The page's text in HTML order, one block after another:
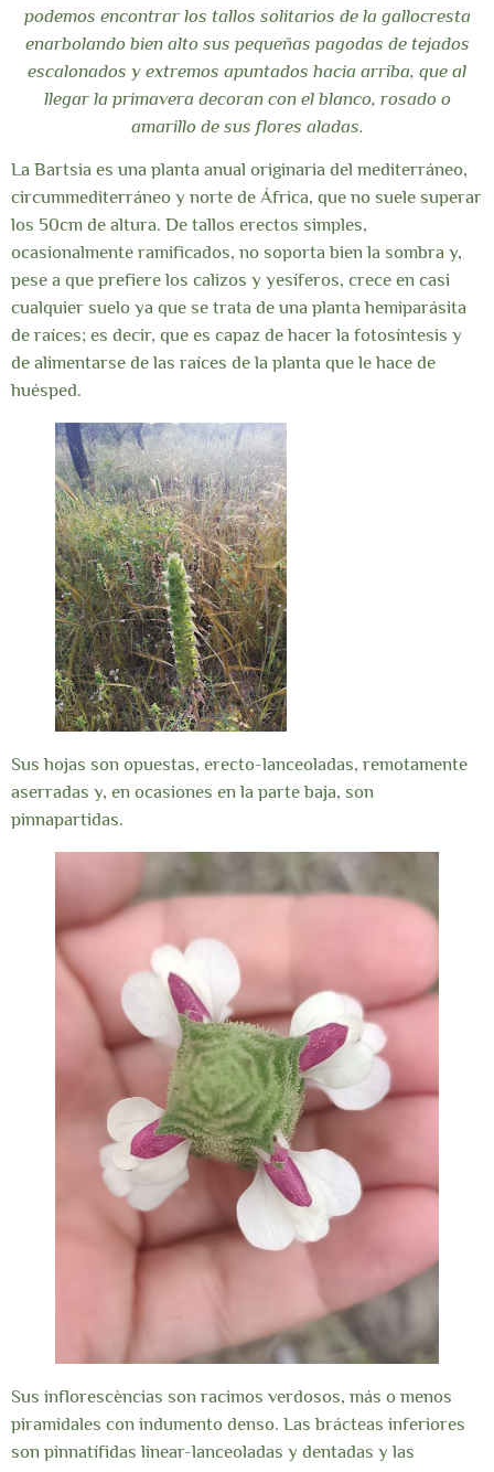
podemos encontrar los tallos solitarios de la gallocresta
enarbolando bien alto sus pequeñas pagodas de tejados
escalonados y extremos apuntados hacia arriba, que al
llegar la primavera decoran con el blanco, rosado o
amarillo de sus flores aladas.
La Bartsia es una planta anual originaria del mediterráneo,
circummediterráneo y norte de África, que no suele superar
los 50cm de altura. De tallos erectos simples,
ocasionalmente ramificados, no soporta bien la sombra y,
pese a que prefiere los calizos y yesíferos, crece en casi
cualquier suelo ya que se trata de una planta hemiparásita
de raíces; es decir, que es capaz de hacer la fotosíntesis y
de alimentarse de las raíces de la planta que le hace de
huésped.
Sus hojas son opuestas, erecto-lanceoladas, remotamente
aserradas y, en ocasiones en la parte baja, son
pinnapartidas.
Sus inflorescèncias son racimos verdosos, más o menos
piramidales con indumento denso. Las brácteas inferiores
son pinnatífidas linear-lanceoladas y dentadas y las